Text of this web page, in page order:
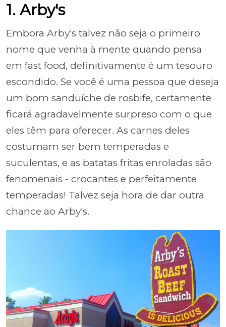
1. Arby's
Embora Arby's talvez não seja o primeiro
nome que venha à mente quando pensa
em fast food, definitivamente é um tesouro
escondido. Se você é uma pessoa que deseja
um bom sanduíche de rosbife, certamente
ficará agradavelmente surpreso com o que
eles têm para oferecer. As carnes deles
costumam ser bem temperadas e
suculentas, e as batatas fritas enroladas são
fenomenais - crocantes e perfeitamente
temperadas! Talvez seja hora de dar outra
chance ao Arby's.